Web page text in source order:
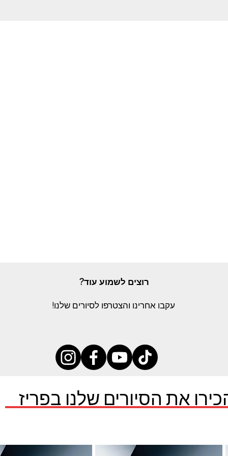
רוצים לשמוע עוד?
עקבו אחרינו והצטרפו לסיורים שלנו!
את הסיורים שלנו בפריז